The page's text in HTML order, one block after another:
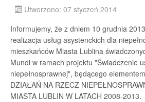
Utworzono: 07 styczeń 2014
Informujemy, że z dniem 10 grudnia
realizacja usług asystenckich dla
mieszkańców Miasta Lublina
Mundi w ramach projektu "Świadczenie
niepełnosprawnej", będącego
DZIAŁAŃ NA RZECZ
MIASTA LUBLIN W LATACH 2008-2013.